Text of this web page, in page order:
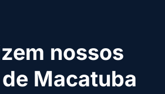
nossos
Macatuba